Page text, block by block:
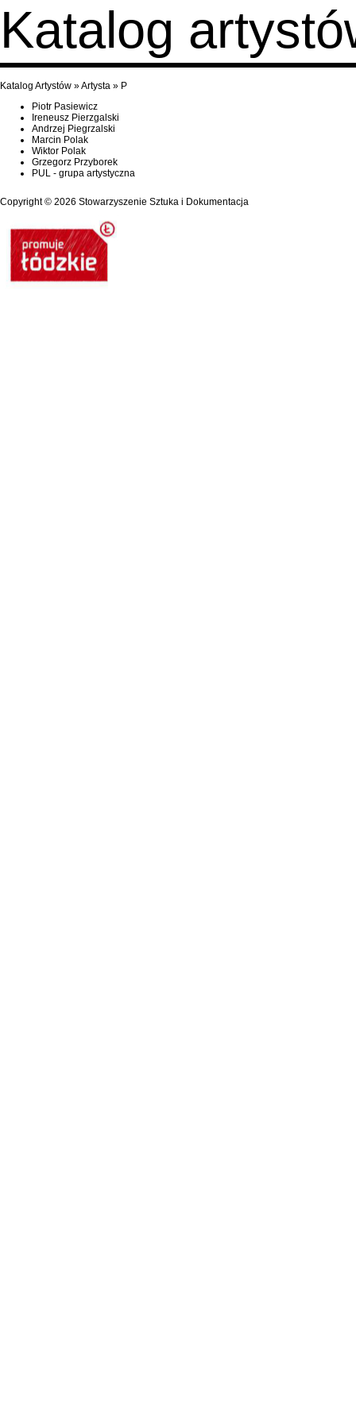
Katalog
Katalog Artystów »Artysta » P
Piotr Pasiewicz
Ireneusz Pierzgalski
Andrzej Piegrzalski
Marcin Polak
Wiktor Polak
Grzegorz Przyborek
PUL - grupa artystyczna
Copyright © 2026 Stowarzyszenie Sztuka i Dokumentacja